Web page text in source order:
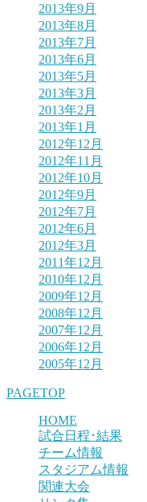
2013年9月
2013年8月
2013年7月
2013年6月
2013年5月
2013年3月
2013年2月
2013年1月
2012年12月
2012年11月
2012年10月
2012年9月
2012年7月
2012年6月
2012年3月
2011年12月
2010年12月
2009年12月
2008年12月
2007年12月
2006年12月
2005年12月
PAGETOP
HOME
試合日程･結果
チーム情報
スタジアム情報
関連大会